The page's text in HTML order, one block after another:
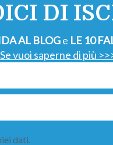
DI
AL BLOGe LE 10
Se vuoi saperne di più
dati.